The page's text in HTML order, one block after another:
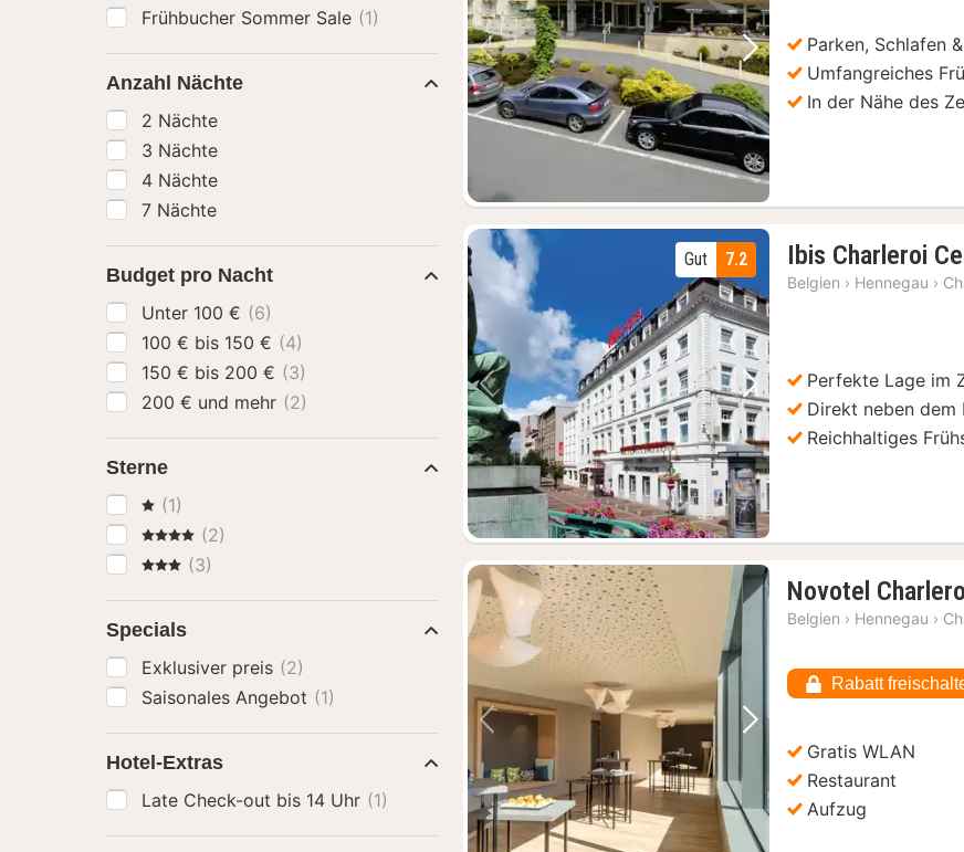
Vorheriges Bild Nächstes Bild
Parken, Schlafen
Umfangreiches
In der Nähe des
Vorheriges Bild Nächstes Bild
7.2
Gut Ibis Charleroi
Belgien › Hennegau ›
Perfekte Lage im
Direkt neben dem
Reichhaltiges
Vorheriges Bild Nächstes Bild
Novotel
Belgien › Hennegau ›
Rabatt
Gratis WLAN
Restaurant
Aufzug
Frühbucher Sommer Sale (1)
Anzahl Nächte
2 Nächte
3 Nächte
4 Nächte
7 Nächte
Budget pro Nacht
Unter 100 € (6)
100 € bis 150 € (4)
150 € bis 200 € (3)
200 € und mehr (2)
Sterne
1 Sterne
(1)
4 Sterne(2)
3 Sterne
(3)
Specials
Exklusiver preis (2)
Saisonales Angebot (1)
Hotel-Extras
Late Check-out bis 14 Uhr (1)